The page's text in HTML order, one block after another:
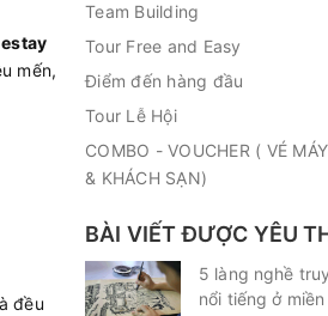
mến,
đều
Team Building
Tour Free and Easy
Điểm đến hàng đầu
Tour Lễ Hội
COMBO - VOUCHER ( VÉ
& KHÁCH SẠN)
BÀI VIẾT ĐƯỢC YÊU
5 làng nghề
nổi tiếng ở miền